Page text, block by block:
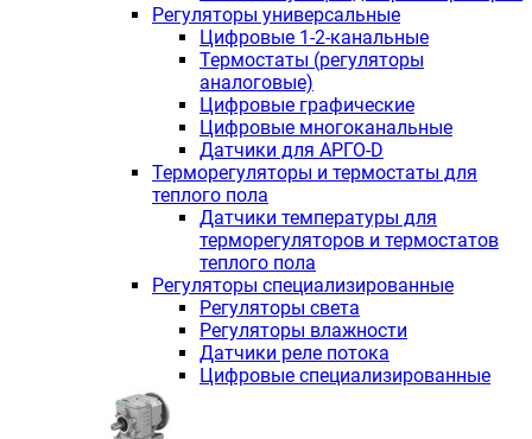
Регуляторы универсальные
Цифровые 1-2-канальные
Термостаты (регуляторы
аналоговые)
Цифровые графические
Цифровые многоканальные
Датчики для АРГО-D
Терморегуляторы и термостаты для
теплого пола
Датчики температуры для
терморегуляторов и термостатов
теплого пола
Регуляторы специализированные
Регуляторы света
Регуляторы влажности
Датчики реле потока
Цифровые специализированные